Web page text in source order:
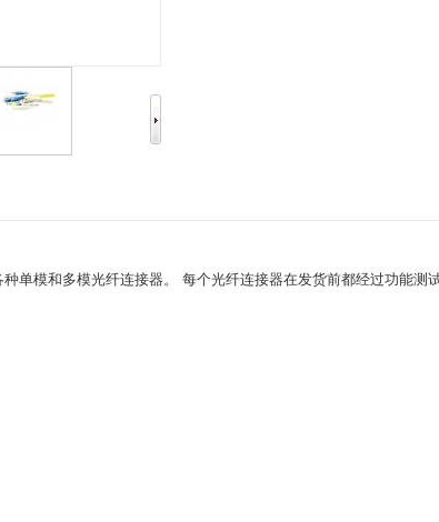
单模和多模光纤连接器。 每个光纤连接器在发货前都经过功能测